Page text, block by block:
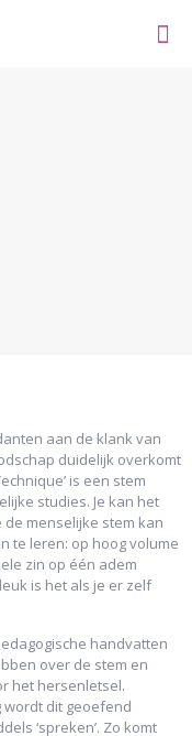
aan de klank van
duidelijk overkomt
is een stem
studies. Je kan het
menselijke stem kan
te leren: op hoog volume
zin op één adem
is het als je er zelf
handvatten
over de stem en
het hersenletsel.
wordt dit geoefend
‘spreken’. Zo komt